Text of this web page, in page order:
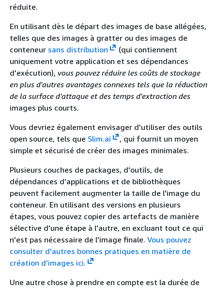
réduite.
En utilisant dès le départ des images de base allégées,
telles que des images à gratter ou des images de
conteneur sans distribution
(qui contiennent
uniquement votre application et ses dépendances
d'exécution), vous pouvez réduire les coûts de stockage
en plus d'autres avantages connexes tels que la réduction
de la surface d'attaque et des temps d'extraction des
images plus courts.
Vous devriez également envisager d'utiliser des outils
open source, tels que Slim.ai
, qui fournit un moyen
simple et sécurisé de créer des images minimales.
Plusieurs couches de packages, d'outils, de
dépendances d'applications et de bibliothèques
peuvent facilement augmenter la taille de l'image du
conteneur. En utilisant des versions en plusieurs
étapes, vous pouvez copier des artefacts de manière
sélective d'une étape à l'autre, en excluant tout ce qui
n'est pas nécessaire de l'image finale. Vous pouvez
consulter d'autres bonnes pratiques en matière de
création d'images ici.
Une autre chose à prendre en compte est la durée de